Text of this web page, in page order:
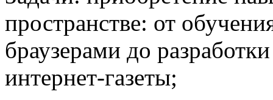
пространстве: от
браузерами до
интернет-газеты;